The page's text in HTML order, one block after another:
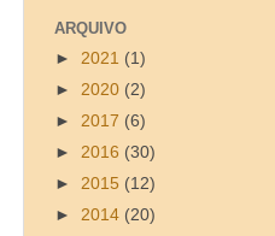
ARQUIVO
► 2021 (1)
► 2020 (2)
► 2017 (6)
► 2016 (30)
► 2015 (12)
► 2014 (20)